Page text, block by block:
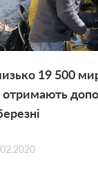
19 500
отри­ма­ють